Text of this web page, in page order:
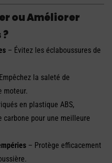
ou Améliorer
– Évitez les éclaboussures de
la saleté de
moteur.
en plastique ABS,
carbone pour une meilleure
– Protège efficacement